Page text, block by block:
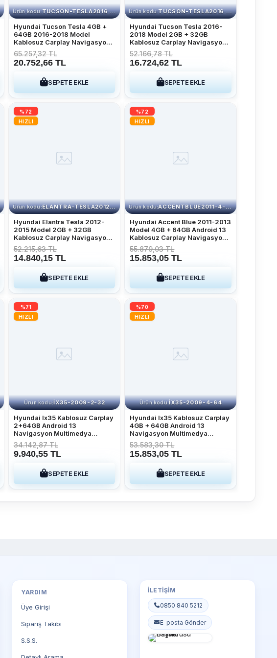
Ürün kodu: TUCSON-TESLA2016 4-64
Hyundai Tucson Tesla 4GB +
64GB 2016-2018 Model
Kablosuz Carplay Navigasyon
Qled Multimedya Sistemi
65.257,32 TL
20.752,66 TL
SEPETE EKLE
Ürün kodu: TUCSON-TESLA2016 2-32
Hyundai Tucson Tesla 2016-
2018 Model 2GB + 32GB
Kablosuz Carplay Navigasyon
Multimedya Sistemi
52.166,78 TL
16.724,62 TL
SEPETE EKLE
%72
HIZLI
Ürün kodu: ELANTRA-TESLA2012 2-32
Hyundai Elantra Tesla 2012-
2015 Model 2GB + 32GB
Kablosuz Carplay Navigasyon
Multimedya Sistemi
52.215,63 TL
14.840,15 TL
SEPETE EKLE
%72
HIZLI
Ürün kodu: ACCENTBLUE2011-4-64
Hyundai Accent Blue 2011-2013
Model 4GB + 64GB Android 13
Kablosuz Carplay Navigasyon
Multimedya Sistemi
55.879,03 TL
15.853,05 TL
SEPETE EKLE
%71
HIZLI
Ürün kodu:IX35-2009-2-32
Hyundai Ix35 Kablosuz Carplay
2+64GB Android 13
Navigasyon Multimedya
Sistemi 2009-2015
34.142,87 TL
9.940,55 TL
SEPETE EKLE
%70
HIZLI
Ürün kodu:IX35-2009-4-64
Hyundai Ix35 Kablosuz Carplay
4GB + 64GB Android 13
Navigasyon Multimedya
Sistemi 2009-2015
53.583,30 TL
15.853,05 TL
SEPETE EKLE
YARDIM
Üye Girişi
Sipariş Takibi
S.S.S.
İLETIŞIM
0850 840 5212
E-posta Gönder